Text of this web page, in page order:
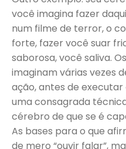
você imagina fazer
num filme de terror, o
forte, fazer você suar
saborosa, você saliva.
imaginam várias vezes
ação, antes de executar
uma consagrada
cérebro de que se é
As bases para o que
de mero “ouvir falar”,